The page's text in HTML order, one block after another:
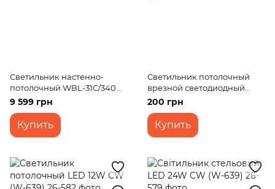
Светильник настенно-
потолочный WBL-31C/340W
RM
9 599 грн
Купить
Светильник потолочный
врезной светодиодный
LED-37R/6W NW led
200 грн
Купить